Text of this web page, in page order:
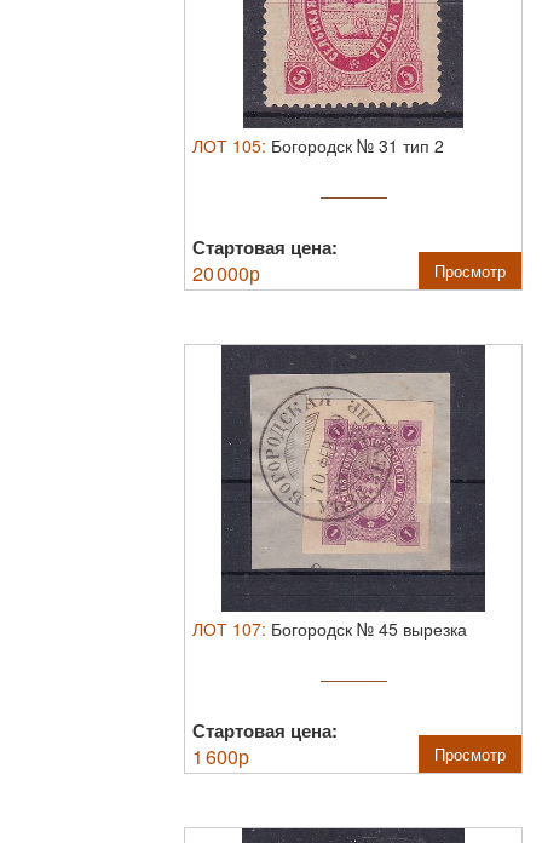
ЛОТ 105: Богородск № 31 тип 2
Стартовая цена:
20 000р Просмотр
ЛОТ 107: Богородск № 45 вырезка
Стартовая цена:
1 600р Просмотр